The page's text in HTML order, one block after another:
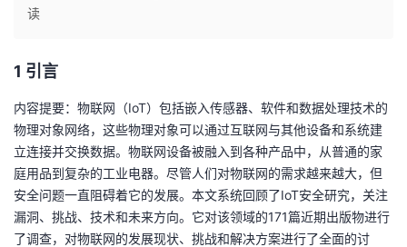
个
主
页
的
开
发
者
读
1 引言
内容提要：物联网（IoT）包括嵌入传感器、软件和数据处理技术的
物理对象网络，这些物理对象可以通过互联网与其他设备和系统建
立连接并交换数据。物联网设备被融入到各种产品中，从普通的家
庭用品到复杂的工业电器。尽管人们对物联网的需求越来越大，但
安全问题一直阻碍着它的发展。本文系统回顾了IoT安全研究，关注
漏洞、挑战、技术和未来方向。它对该领域的171篇近期出版物进行
了调查，对物联网的发展现状、挑战和解决方案进行了全面的讨